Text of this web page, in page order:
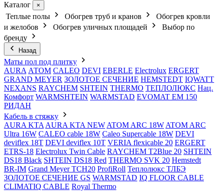
Каталог
×
Теплые полы Обогрев труб и кранов
Обогрев кровли
и желобов
Обогрев уличных площадей
Выбор по
бренду
Назад
Маты пол под плитку
AURA АТОМ CALEO DEVI EBERLE Electrolux ERGERT
GRAND MEYER ЗОЛОТОЕ СЕЧЕНИЕ HEMSTEDT IQWATT
NEXANS RAYCHEM SHTEIN THERMO ТЕПЛОЛЮКС Нац.
Комфорт WARMSHTEIN WARMSTAD EVOMAT EM 150
РИДАН
Кабель в стяжку
AURA KTA AURA KTA NEW ATOM ARC 18W ATOM ARC
Ultra 16W CALEO cable 18W Caleo Supercable 18W DEVI
deviflex 18T DEVI deviflex 10T VERIA flexicable 20 ERGERT
ETRS-18 Electrolux Twin Cable RAYCHEM T2Blue 20 SHTEIN
DS18 Black SHTEIN DS18 Red THERMO SVK 20 Hemstedt
BR-IM Grand Meyer TCH20 ProfiRoll Теплолюкс ТЛБЭ
ЗОЛОТОЕ СЕЧЕНИЕ GS WARMSTAD IQ FLOOR CABLE
CLIMATIQ CABLE Royal Thermo